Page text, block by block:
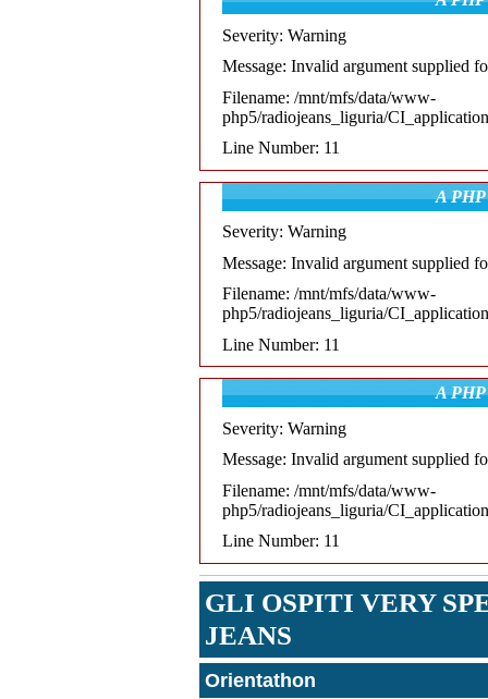
Severity: Warning
Message: Invalid argument supplied
Filename: /mnt/mfs/data/www-
php5/radiojeans_liguria/
Line Number: 11
A
Severity: Warning
Message: Invalid argument supplied
Filename: /mnt/mfs/data/www-
php5/radiojeans_liguria/
Line Number: 11
A
Severity: Warning
Message: Invalid argument supplied
Filename: /mnt/mfs/data/www-
php5/radiojeans_liguria/
Line Number: 11
GLI OSPITI VERY
JEANS
Orientathon